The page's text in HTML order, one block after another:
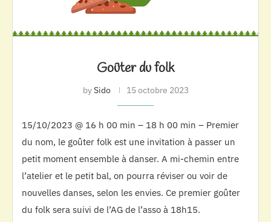
Goûter du folk
bySido 15 octobre 2023
15/10/2023 @ 16 h 00 min – 18 h 00 min – Premier
du nom, le goûter folk est une invitation à passer un
petit moment ensemble à danser. A mi-chemin entre
l’atelier et le petit bal, on pourra réviser ou voir de
nouvelles danses, selon les envies. Ce premier goûter
du folk sera suivi de l’AG de l’asso à 18h15.